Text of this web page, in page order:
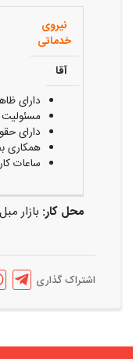
نیروی
خدماتی
آقا
دارای
مسئولیت
دارای
همکاری
ساعات کاری: ۰۹:۳۰
محل کار: بازار
اشتراک گذاری